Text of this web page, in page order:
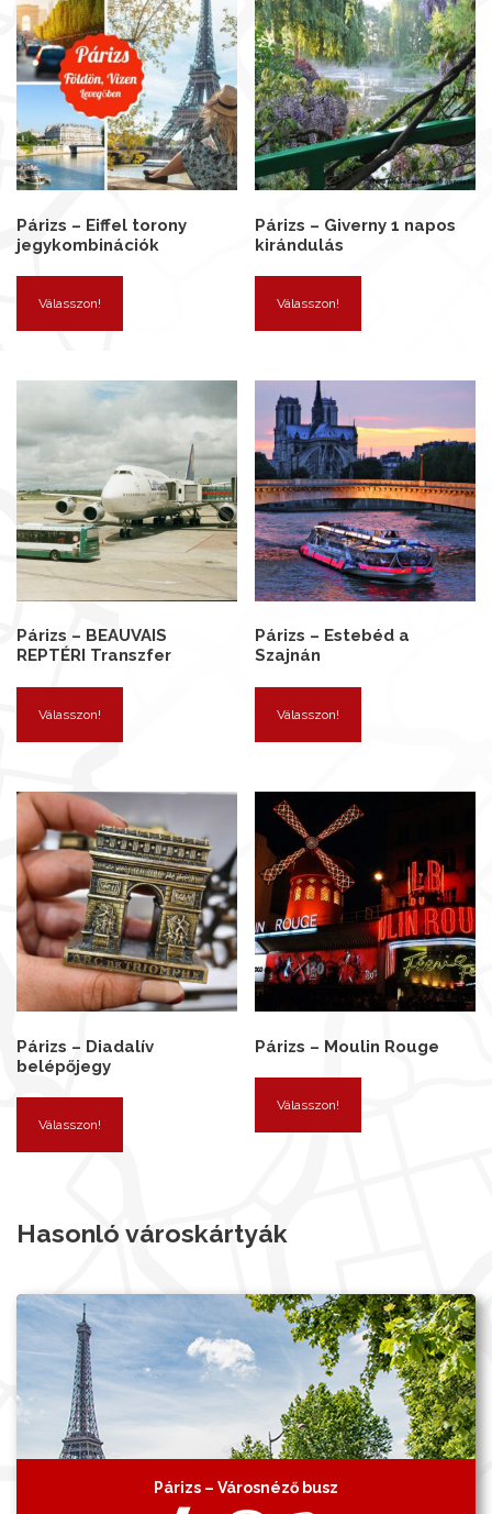
Párizs – Eiffel torony
jegykombinációk
Válasszon!
Párizs – Giverny 1 napos
kirándulás
Válasszon!
Párizs – BEAUVAIS
REPTÉRI Transzfer
Válasszon!
Párizs – Estebéd a
Szajnán
Válasszon!
Párizs – Diadalív
belépőjegy
Válasszon!
Párizs – Moulin Rouge
Válasszon!
Hasonló városkártyák
Párizs – Városnéző busz